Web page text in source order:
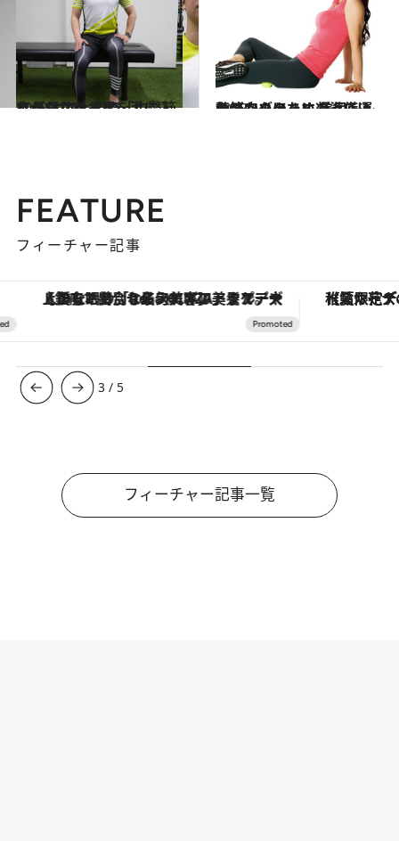
2019.5.10
広がらないお尻を手に入れる オフィスで「中臀筋エクササイズ」
ライフスタイル 2018.1.2
気づかぬうちに凝っている筋肉をほぐす 美尻トレーニングのための準備運動
ライフスタイル
FEATURE
フィーチャー記事
【銀座で出合う最旬美容】美髪ケアや上質な眠り…セルフケアのアップデートから、特別な名入れギフトまで。大人のための「ReFa GINZA」クルーズ 【夏限定ディナーコース】旬を
3 / 5
フィーチャー記事一覧